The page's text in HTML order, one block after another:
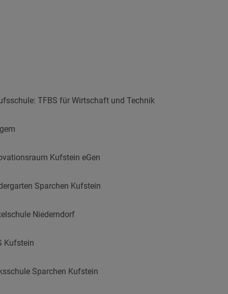
TFBS für Wirtschaft und Technik
Kufstein eGen
Sparchen Kufstein
Niederndorf
Kufstein
Sparchen Kufstein